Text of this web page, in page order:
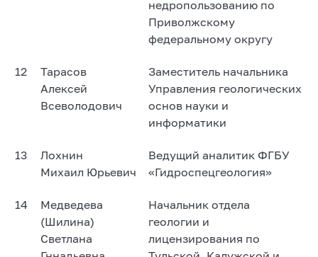
недропользованию по
Приволжскому
федеральному округу
12
Тарасов
Алексей
Всеволодович
Заместитель начальника
Управления геологических
основ науки и
информатики
13
Лохнин
Михаил Юрьевич
Ведущий аналитик ФГБУ
«Гидроспецгеология»
14
Медведева
(Шилина)
Светлана
Начальник отдела
геологии и
лицензирования по